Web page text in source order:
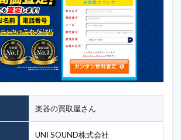
楽器の買取屋さん
UNI SOUND株式会社